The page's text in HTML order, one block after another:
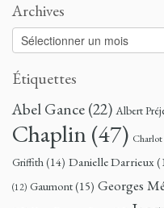
Archives
Archives
Étiquettes
Abel Gance(22) Albert
Chaplin(47) Charlot
Griffith(14) Danielle Darrieux
(12) Gaumont(15) Georges